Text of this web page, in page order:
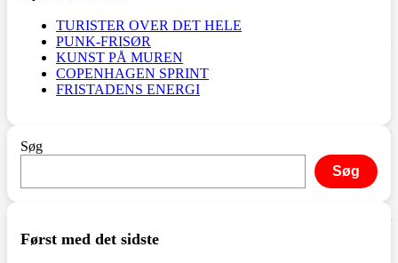
TURISTER OVER DET HELE
PUNK-FRISØR
KUNST PÅ MUREN
COPENHAGEN SPRINT
FRISTADENS ENERGI
Søg
Søg
Først med det sidste